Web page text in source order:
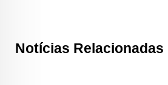
Notícias Relacionadas